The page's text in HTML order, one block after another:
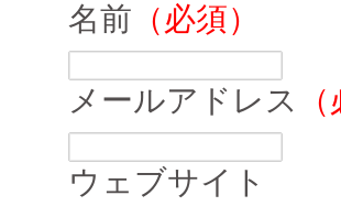
名前 （必須）
メールアドレス
ウェブサイト